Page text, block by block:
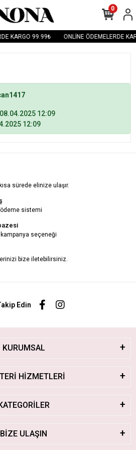
KARGO 99.99₺ ONLİNE ÖDEMELERDE
0
12:09
12:09
sürede elinize ulaşır.
sistemi
seçeneği
bize iletebilirsiniz.
Edin
KURUMSAL
HİZMETLERİ
BİZE ULAŞIN